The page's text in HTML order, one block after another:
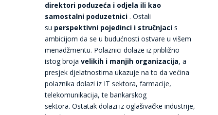
direktori poduzeća i odjela ili kao
samostalni poduzetnici. Ostali
su perspektivni pojedinci i stručnjacis
ambicijom da se u budućnosti ostvare u višem
menadžmentu. Polaznici dolaze iz približno
istog broja velikih i manjih organizacija, a
presjek djelatnostima ukazuje na to da većina
polaznika dolazi iz IT sektora, farmacije,
telekomunikacija, te bankarskog
sektora. Ostatak dolazi iz oglašivačke industrije,